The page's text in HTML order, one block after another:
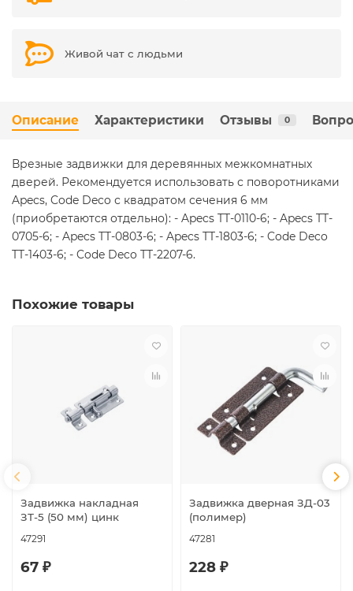
Живой чат с людьми
Описание Характеристики Отзывы 0
Врезные задвижки для деревянных межкомнатных
дверей. Рекомендуется использовать с поворотниками
Apecs, Code Deco с квадратом сечения 6 мм
(приобретаются отдельно): - Apecs TT-0110-6; - Apecs TT-
0705-6; - Apecs TT-0803-6; - Apecs TT-1803-6; - Code Deco
TT-1403-6; - Code Deco TT-2207-6.
Похожие товары
Задвижка накладная
ЗТ-5 (50 мм) цинк
47291
67 ₽
Задвижка дверная ЗД-03
(полимер)
47281
228 ₽